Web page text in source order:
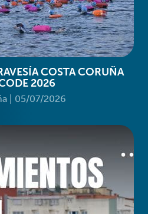
COSTA CORUÑA
2026
05/07/2026